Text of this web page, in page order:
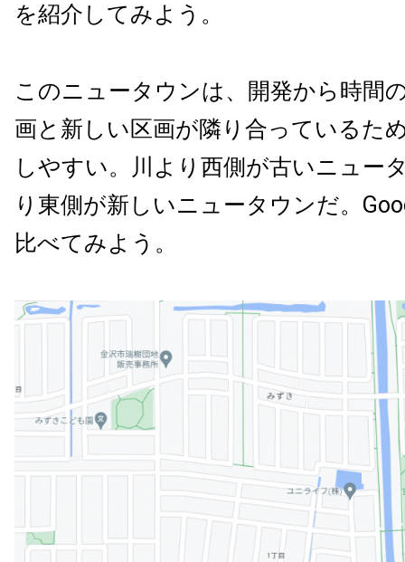
を紹介してみよう。
このニュータウンは、開発から時間
画と新しい区画が隣り合っているた
しやすい。川より西側が古いニュー
り東側が新しいニュータウンだ。
比べてみよう。